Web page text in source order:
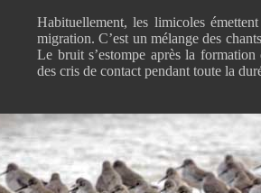
Habituellement, les limicoles
migration. C’est un mélange des
Le bruit s’estompe après la
des cris de contact pendant toute la